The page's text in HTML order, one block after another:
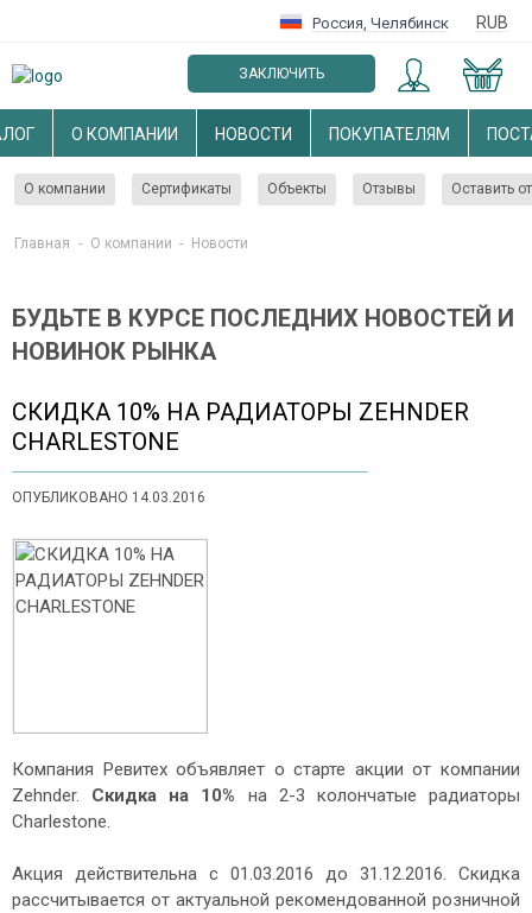
Россия, Челябинск RUB
ЗАКЛЮЧИТЬ
ОПТОВЫЙ ДОГОВОР
О КОМПАНИИ НОВОСТИ ПОКУПАТЕЛЯМ
О компании Сертификаты Объекты Отзывы Оставить
Главная - О компании - Новости
БУДЬТЕ В КУРСЕ ПОСЛЕДНИХ НОВОСТЕЙ И
НОВИНОК РЫНКА
СКИДКА 10% НА РАДИАТОРЫ ZEHNDER
CHARLESTONE
ОПУБЛИКОВАНО 14.03.2016
Компания Ревитех объявляет о старте акции от компании
Zehnder. Скидка на 10% на 2-3 колончатые радиаторы
Charlestone.
Акция действительна с 01.03.2016 до 31.12.2016. Скидка
рассчитывается от актуальной рекомендованной розничной